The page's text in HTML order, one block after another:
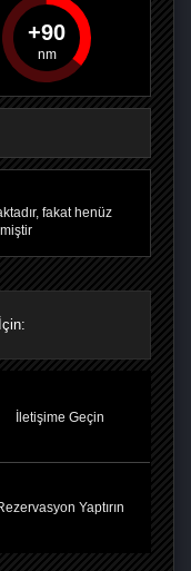
90
fakat henüz
İletişime Geçin
Yaptırın